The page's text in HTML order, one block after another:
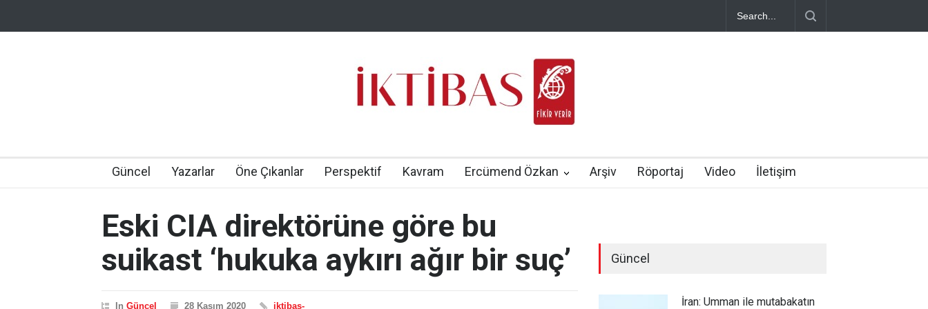
Güncel Yazarlar Öne Çıkanlar Perspektif Kavram Ercümend Özkan Arşiv Röportaj Video İletişim
Eski CIA direktörüne göre bu
suikast ‘hukuka aykırı ağır bir suç’
In Güncel 28 Kasım 2020 iktibas-
Güncel
İran: Umman ile mutabakatın